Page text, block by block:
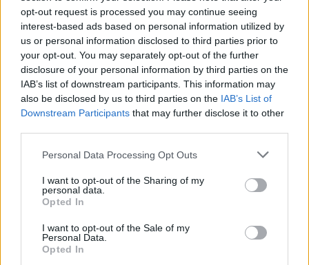
opt-out request is processed you may continue seeing
interest-based ads based on personal information utilized by
us or personal information disclosed to third parties prior to
your opt-out. You may separately opt-out of the further
disclosure of your personal information by third parties on the
IAB’s list of downstream participants. This information may
also be disclosed by us to third parties on the IAB’s List of
Downstream Participants that may further disclose it to other
Personal Data Processing Opt Outs
I want to opt-out of the Sharing of my
personal data.
Opted In
I want to opt-out of the Sale of my
Personal Data.
Opted In
Mamy nowego papieża, i co teraz?
I jak tu wracać, gdy nikt nie czeka
Przed nami konklawe
Dał nam przykład kardynał O'Brien jak...
A gdzie święte oburzenie?